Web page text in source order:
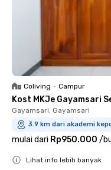
Coliving • Campur
Kost MKJe Gayamsari
Gayamsari, Gayamsari
3.9 km dari akademi
mulai dari Rp950.000 /
Lihat info lebih banyak